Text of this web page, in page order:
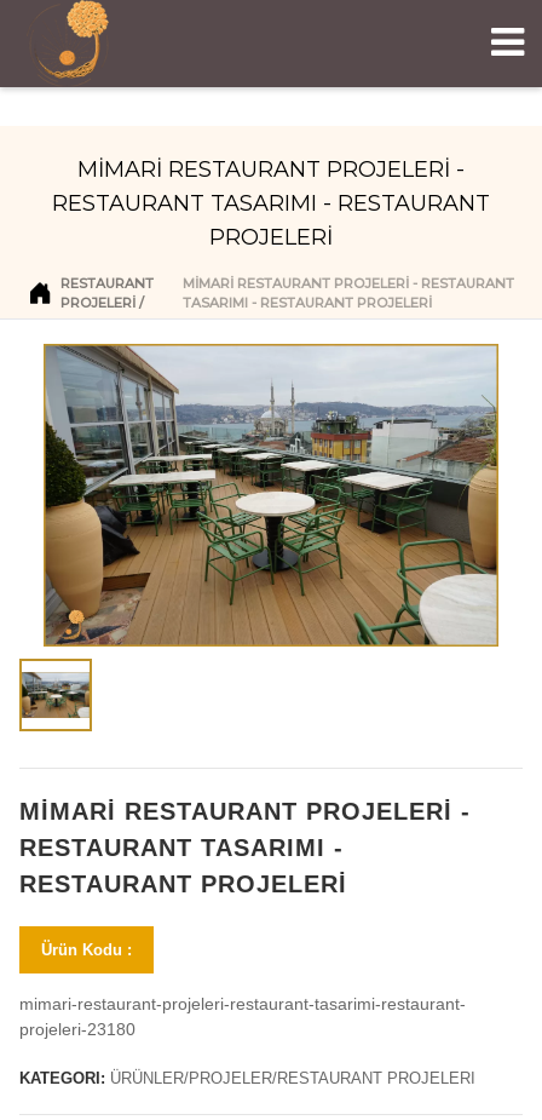
MİMARİ RESTAURANT PROJELERİ -
RESTAURANT TASARIMI - RESTAURANT
PROJELERİ
RESTAURANT
PROJELERI
MİMARİ RESTAURANT PROJELERİ - RESTAURANT
TASARIMI - RESTAURANT PROJELERİ
MİMARİ RESTAURANT PROJELERİ -
RESTAURANT TASARIMI -
RESTAURANT PROJELERİ
Ürün Kodu :
mimari-restaurant-projeleri-restaurant-tasarimi-restaurant-
projeleri-23180
KATEGORI: ÜRÜNLER/PROJELER/RESTAURANT PROJELERI